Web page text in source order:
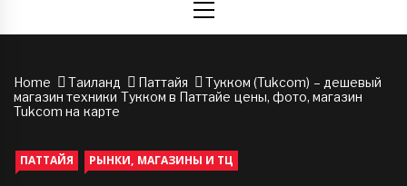
Таиланда
Menu
Home Таиланд Паттайя
Тукком (Tukcom) – дешевый
магазин техники Тукком в Паттайе цены, фото, магазин
Tukcom на карте
ПАТТАЙЯ РЫНКИ, МАГАЗИНЫ И ТЦ